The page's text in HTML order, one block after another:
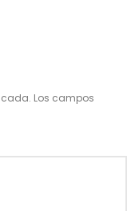
Los campos